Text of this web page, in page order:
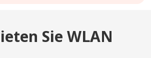
Sie WLAN